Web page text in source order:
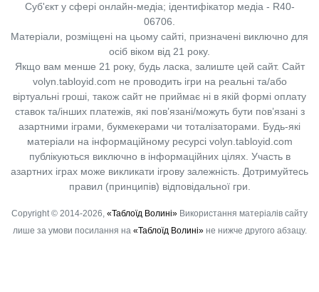
Суб'єкт у сфері онлайн-медіа; ідентифікатор медіа - R40-
06706.
Матеріали, розміщені на цьому сайті, призначені виключно для
осіб віком від 21 року.
Якщо вам менше 21 року, будь ласка, залиште цей сайт. Сайт
volyn.tabloyid.com не проводить ігри на реальні та/або
віртуальні гроші, також сайт не приймає ні в якій формі оплату
ставок та/інших платежів, які пов’язані/можуть бути пов’язані з
азартними іграми, букмекерами чи тоталізаторами. Будь-які
матеріали на інформаційному ресурсі volyn.tabloyid.com
публікуються виключно в інформаційних цілях. Участь в
азартних іграх може викликати ігрову залежність. Дотримуйтесь
правил (принципів) відповідальної гри.
Copyright © 2014-2026, «Таблоїд Волині» Використання матеріалів сайту
лише за умови посилання на «Таблоїд Волині»не нижче другого абзацу.